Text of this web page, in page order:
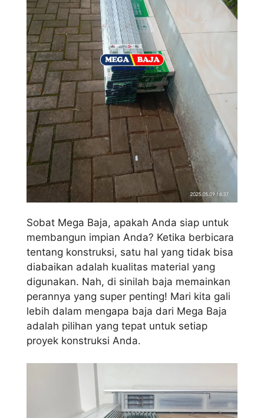
Sobat Mega Baja, apakah Anda siap untuk
membangun impian Anda? Ketika berbicara
tentang konstruksi, satu hal yang tidak bisa
diabaikan adalah kualitas material yang
digunakan. Nah, di sinilah baja memainkan
perannya yang super penting! Mari kita gali
lebih dalam mengapa baja dari Mega Baja
adalah pilihan yang tepat untuk setiap
proyek konstruksi Anda.